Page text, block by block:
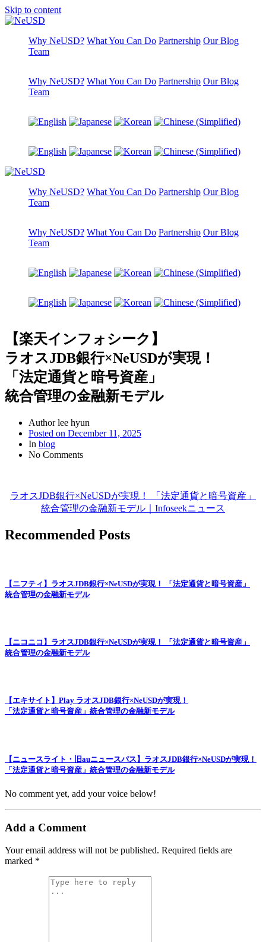
Skip to content
Why NeUSD? What You Can Do Partnership Our Blog
Team
Why NeUSD? What You Can Do Partnership Our Blog
Team
Why NeUSD? What You Can Do Partnership Our Blog
Team
Why NeUSD? What You Can Do Partnership Our Blog
Team
【楽天インフォシーク】
ラオスJDB銀行×NeUSDが実現！
「法定通貨と暗号資産」
統合管理の金融新モデル
Authorlee hyun
Posted on December 11, 2025
In blog
No Comments
ラオスJDB銀行×NeUSDが実現！ 「法定通貨と暗号資産」
統合管理の金融新モデル｜Infoseekニュース
Recommended Posts
【ニフティ】ラオスJDB銀行×NeUSDが実現！ 「法定通貨と暗号資産」
統合管理の金融新モデル
【ニコニコ】ラオスJDB銀行×NeUSDが実現！ 「法定通貨と暗号資産」
統合管理の金融新モデル
【エキサイト】Play ラオスJDB銀行×NeUSDが実現！
「法定通貨と暗号資産」統合管理の金融新モデル
【ニュースライト・旧auニュースパス】ラオスJDB銀行×NeUSDが実現！
「法定通貨と暗号資産」統合管理の金融新モデル
No comment yet, add your voice below!
Add a Comment
Your email address will not be published. Required fields are
marked *